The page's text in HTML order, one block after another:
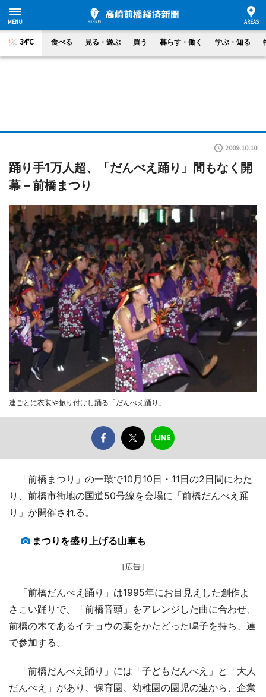
34°C 食べる 見る・遊ぶ 買う 暮らす・働く 学ぶ・知る
2009.10.10
踊り手1万人超、「だんべえ踊り」間もなく開
幕－前橋まつり
連ごとに衣装や振り付けし踊る「だんべえ踊り」
「前橋まつり」の一環で10月10日・11日の2日間にわた
り、前橋市街地の国道50号線を会場に「前橋だんべえ踊
り」が開催される。
まつりを盛り上げる山車も
［広告］
「前橋だんべえ踊り」は1995年にお目見えした創作よ
さこい踊りで、「前橋音頭」をアレンジした曲に合わせ、
前橋の木であるイチョウの葉をかたどった鳴子を持ち、連
で参加する。
「前橋だんべえ踊り」には「子どもだんべえ」と「大人
だんべえ」があり、保育園、幼稚園の園児の連から、企業